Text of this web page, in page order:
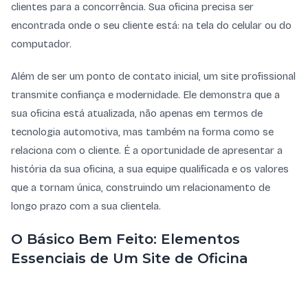
clientes para a concorrência. Sua oficina precisa ser
encontrada onde o seu cliente está: na tela do celular ou do
computador.
Além de ser um ponto de contato inicial, um site profissional
transmite confiança e modernidade. Ele demonstra que a
sua oficina está atualizada, não apenas em termos de
tecnologia automotiva, mas também na forma como se
relaciona com o cliente. É a oportunidade de apresentar a
história da sua oficina, a sua equipe qualificada e os valores
que a tornam única, construindo um relacionamento de
longo prazo com a sua clientela.
O Básico Bem Feito: Elementos
Essenciais de Um Site de Oficina